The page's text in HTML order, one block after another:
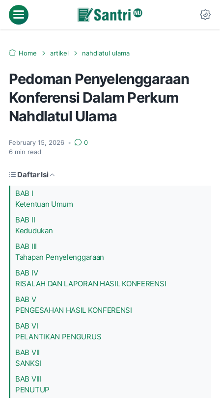
Menu
Home artikel nahdlatul ulama
Pedoman Penyelenggaraan
Konferensi Dalam Perkum
Nahdlatul Ulama
February 15, 2026 •
0
6 min read
Daftar Isi
BAB I
Ketentuan Umum
BAB II
Kedudukan
BAB III
Tahapan Penyelenggaraan
BAB IV
RISALAH DAN LAPORAN HASIL KONFERENSI
BAB V
PENGESAHAN HASIL KONFERENSI
BAB VI
PELANTIKAN PENGURUS
BAB VII
SANKSI
BAB VIII
PENUTUP